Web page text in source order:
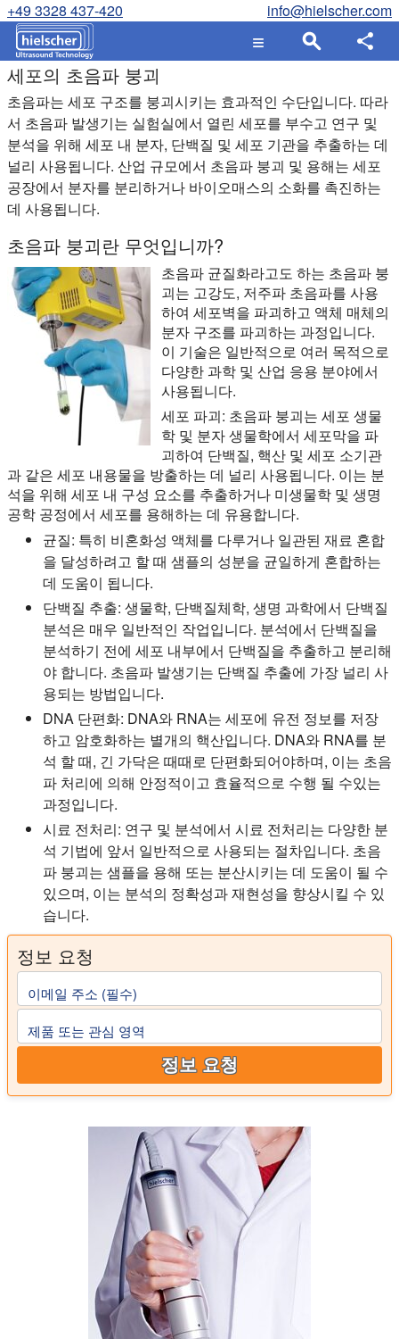
+49 3328 437-420 info@hielscher.com
세포의 초음파 붕괴
초음파는 세포 구조를 붕괴시키는 효과적인 수단입니다. 따라
서 초음파 발생기는 실험실에서 열린 세포를 부수고 연구 및
분석을 위해 세포 내 분자, 단백질 및 세포 기관을 추출하는 데
널리 사용됩니다. 산업 규모에서 초음파 붕괴 및 용해는 세포
공장에서 분자를 분리하거나 바이오매스의 소화를 촉진하는
데 사용됩니다.
초음파 붕괴란 무엇입니까?
초음파 균질화라고도 하는 초음파 붕
괴는 고강도, 저주파 초음파를 사용
하여 세포벽을 파괴하고 액체 매체의
분자 구조를 파괴하는 과정입니다.
이 기술은 일반적으로 여러 목적으로
다양한 과학 및 산업 응용 분야에서
사용됩니다.
세포 파괴: 초음파 붕괴는 세포 생물
학 및 분자 생물학에서 세포막을 파
괴하여 단백질, 핵산 및 세포 소기관
과 같은 세포 내용물을 방출하는 데 널리 사용됩니다. 이는 분
석을 위해 세포 내 구성 요소를 추출하거나 미생물학 및 생명
공학 공정에서 세포를 용해하는 데 유용합니다.
균질: 특히 비혼화성 액체를 다루거나 일관된 재료 혼합
을 달성하려고 할 때 샘플의 성분을 균일하게 혼합하는
데 도움이 됩니다.
단백질 추출: 생물학, 단백질체학, 생명 과학에서 단백질
분석은 매우 일반적인 작업입니다. 분석에서 단백질을
분석하기 전에 세포 내부에서 단백질을 추출하고 분리해
야 합니다. 초음파 발생기는 단백질 추출에 가장 널리 사
용되는 방법입니다.
DNA 단편화: DNA와 RNA는 세포에 유전 정보를 저장
하고 암호화하는 별개의 핵산입니다. DNA와 RNA를 분
석 할 때, 긴 가닥은 때때로 단편화되어야하며, 이는 초음
파 처리에 의해 안정적이고 효율적으로 수행 될 수있는
과정입니다.
시료 전처리: 연구 및 분석에서 시료 전처리는 다양한 분
석 기법에 앞서 일반적으로 사용되는 절차입니다. 초음
파 붕괴는 샘플을 용해 또는 분산시키는 데 도움이 될 수
있으며, 이는 분석의 정확성과 재현성을 향상시킬 수 있
습니다.
정보 요청
이메일 주소 (필수)
제품 또는 관심 영역
정보 요청